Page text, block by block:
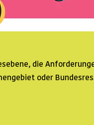
die
oder